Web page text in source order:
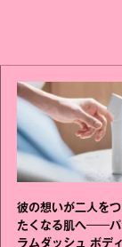
彼の想いが二人を
たくなる肌へ──パ
ラムダッシュ ボデ